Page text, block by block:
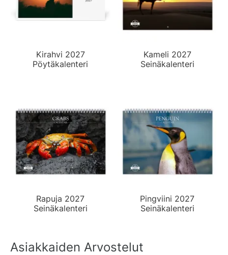
Kirahvi 2027
Pöytäkalenteri
Kameli 2027
Seinäkalenteri
Rapuja 2027
Seinäkalenteri
Pingviini 2027
Seinäkalenteri
Asiakkaiden Arvostelut